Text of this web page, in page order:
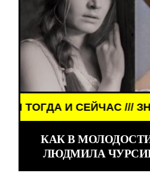
СЕЙЧАС ///
КАК В
ЛЮДМИЛА